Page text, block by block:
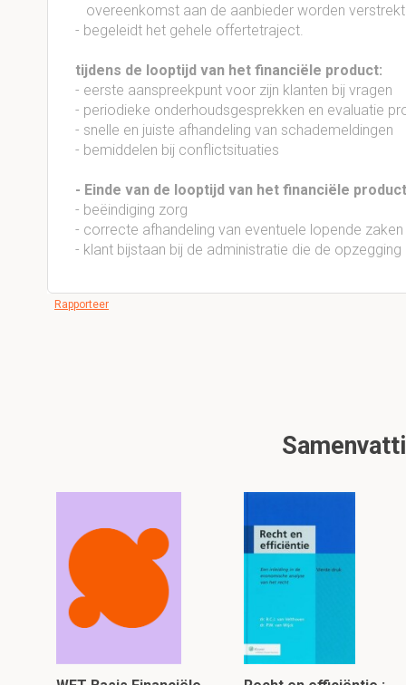
overeenkomst aan de aanbieder worden
- begeleidt het gehele offertetraject.
tijdens de looptijd van het financiële product:
- eerste aanspreekpunt voor zijn klanten bij vragen
- periodieke onderhoudsgesprekken en evaluatie
- snelle en juiste afhandeling van schademeldingen
- bemiddelen bij conflictsituaties
- Einde van de looptijd van het financiële
- beëindiging zorg
- correcte afhandeling van eventuele lopende zaken
- klant bijstaan bij de administratie die de
Rapporteer